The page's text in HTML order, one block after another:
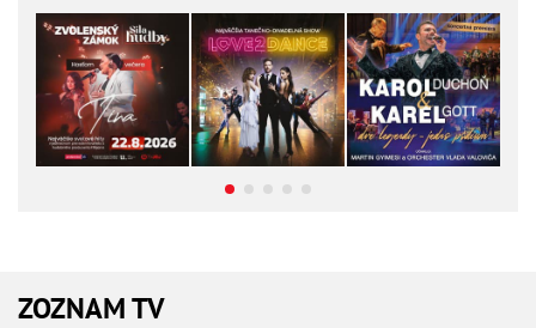
ZOZNAM TV